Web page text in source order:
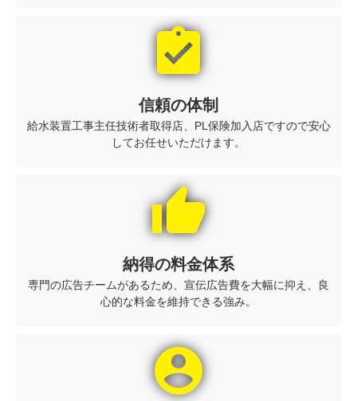
assignment_turned_in
信頼の体制
給水装置工事主任技術者取得店、PL保険加入店ですので安心
してお任せいただけます。
thumb_up
納得の料金体系
専門の広告チームがあるため、宣伝広告費を大幅に抑え、良
心的な料金を維持できる強み。
account_circle